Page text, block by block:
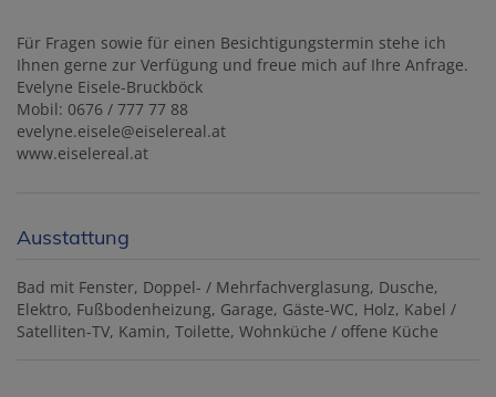
Für Fragen sowie für einen Besichtigungstermin stehe ich
Ihnen gerne zur Verfügung und freue mich auf Ihre Anfrage.
Evelyne Eisele-Bruckböck
Mobil: 0676 / 777 77 88
evelyne.eisele@eiselereal.at
www.eiselereal.at
Ausstattung
Bad mit Fenster Doppel- / Mehrfachverglasung Dusche
Elektro Fußbodenheizung Garage Gäste-WC Holz Kabel /
Satelliten-TV Kamin Toilette Wohnküche / offene Küche